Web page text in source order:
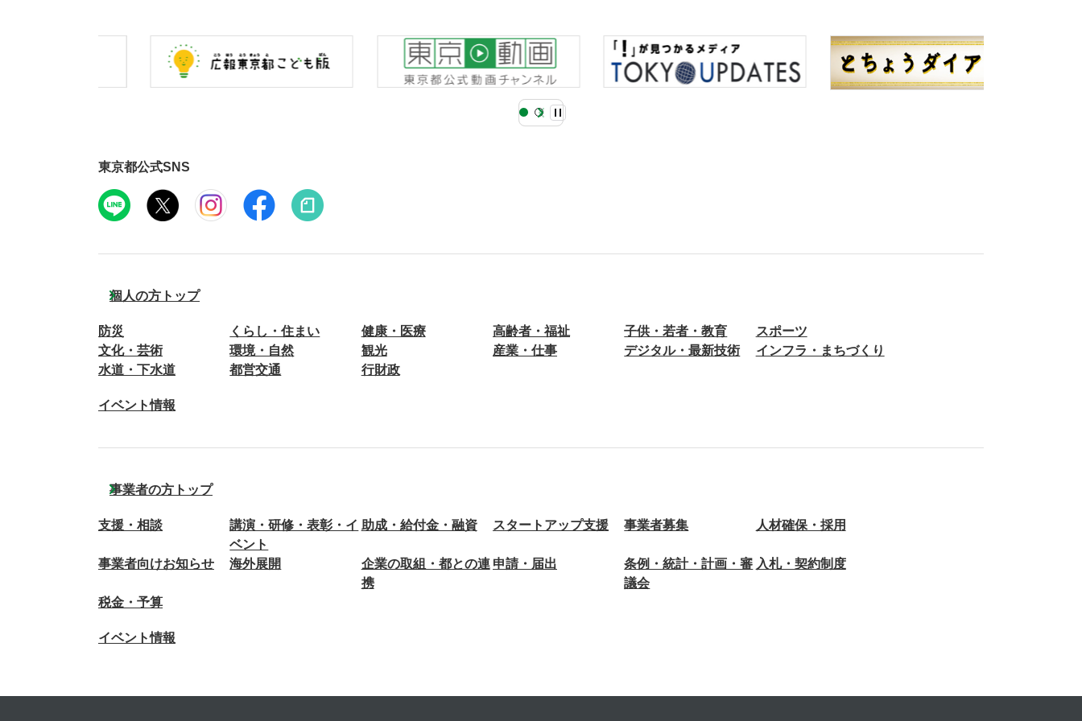
東京都公式SNS
個人の方トップ
防災 くらし・住まい 健康・医療 高齢者・福祉 子供・若者・教育
スポーツ
文化・芸術
環境・自然 観光 産業・仕事 デジタル・最新技術
インフラ・まちづくり
水道・下水道
都営交通 行財政
イベント情報
事業者の方トップ
支援・相談
講演・研修・表彰・イ
ベント
助成・給付金・融資 スタートアップ支援 事業者募集 人材確保・採用
事業者向けお知らせ 海外展開
企業の取組・都との連
携
申請・届出
条例・統計・計画・審
議会
入札・契約制度
税金・予算
イベント情報